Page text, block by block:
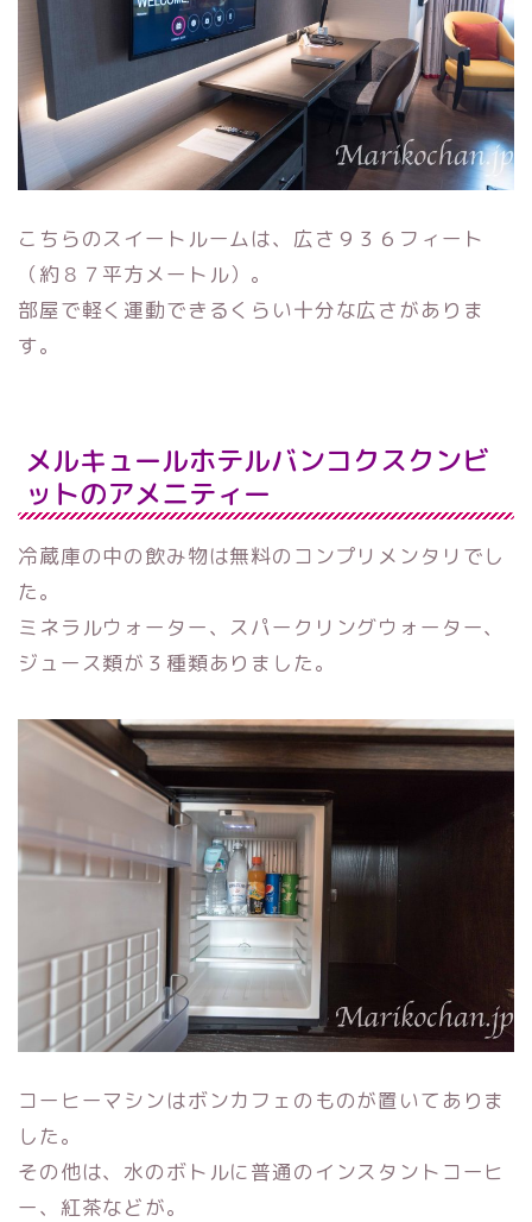
こちらのスイートルームは、広さ９３６フィート
（約８７平方メートル）。
部屋で軽く運動できるくらい十分な広さがありま
す。
メルキュールホテルバンコクスクンビ
ットのアメニティー
冷蔵庫の中の飲み物は無料のコンプリメンタリでし
た。
ミネラルウォーター、スパークリングウォーター、
ジュース類が３種類ありました。
コーヒーマシンはボンカフェのものが置いてありま
した。
その他は、水のボトルに普通のインスタントコーヒ
ー、紅茶などが。